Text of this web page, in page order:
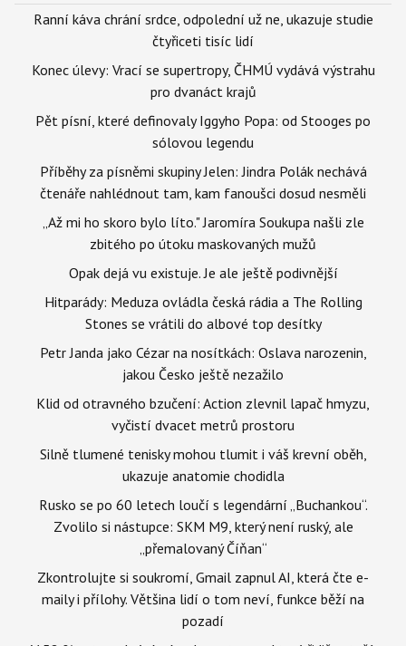
Ranní káva chrání srdce, odpolední už ne, ukazuje studie
čtyřiceti tisíc lidí
Konec úlevy: Vrací se supertropy, ČHMÚ vydává výstrahu
pro dvanáct krajů
Pět písní, které definovaly Iggyho Popa: od Stooges po
sólovou legendu
Příběhy za písněmi skupiny Jelen: Jindra Polák nechává
čtenáře nahlédnout tam, kam fanoušci dosud nesměli
„Až mi ho skoro bylo líto." Jaromíra Soukupa našli zle
zbitého po útoku maskovaných mužů
Opak dejá vu existuje. Je ale ještě podivnější
Hitparády: Meduza ovládla česká rádia a The Rolling
Stones se vrátili do albové top desítky
Petr Janda jako Cézar na nosítkách: Oslava narozenin,
jakou Česko ještě nezažilo
Klid od otravného bzučení: Action zlevnil lapač hmyzu,
vyčistí dvacet metrů prostoru
Silně tlumené tenisky mohou tlumit i váš krevní oběh,
ukazuje anatomie chodidla
Rusko se po 60 letech loučí s legendární „Buchankou“.
Zvolilo si nástupce: SKM M9, který není ruský, ale
„přemalovaný Číňan“
Zkontrolujte si soukromí, Gmail zapnul AI, která čte e-
maily i přílohy. Většina lidí o tom neví, funkce běží na
pozadí